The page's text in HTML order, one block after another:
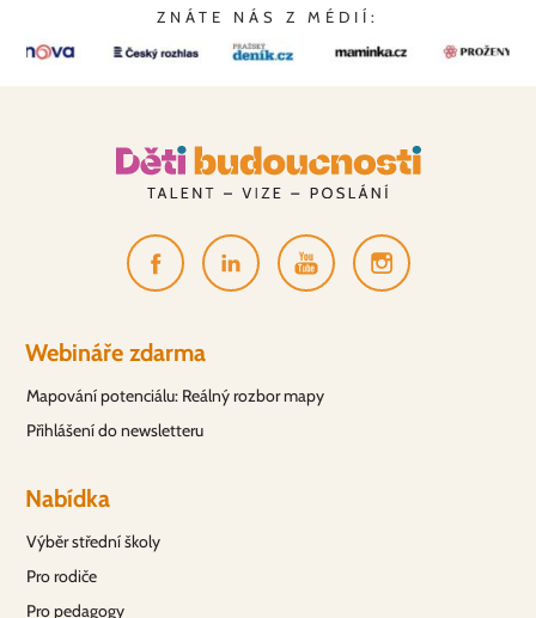
ZNÁTE NÁS Z MÉDIÍ:
Webináře zdarma
Mapování potenciálu: Reálný rozbor mapy
Přihlášení do newsletteru
Nabídka
Výběr střední školy
Pro rodiče
Pro pedagogy